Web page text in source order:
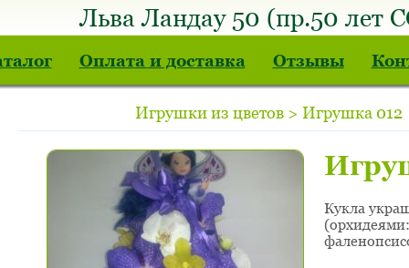
Льва Ландау 50 (пр.50 лет
Оплата и доставка Отзывы
Игрушки из цветов > Игрушка 012
Кукла